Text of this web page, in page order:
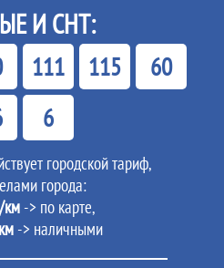
И СНТ:
111 115
60
6
городской тариф,
города:
км -> по карте,
-> наличными